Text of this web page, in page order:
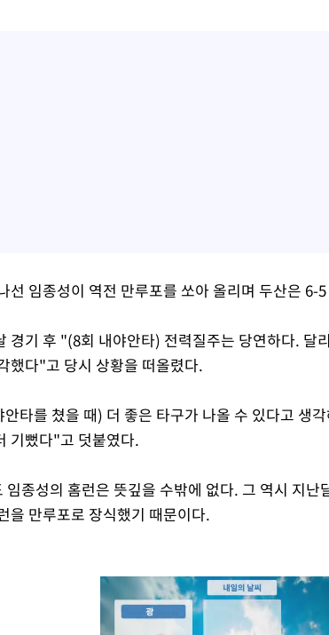
선 임종성이 역전 만루포를 쏘아 올리며 두산은 6-
경기 후 "(8회 내야안타) 전력질주는 당연하다. 달
했다"고 당시 상황을 떠올렸다.
타를 쳤을 때) 더 좋은 타구가 나올 수 있다고 생
기뻤다"고 덧붙였다.
임종성의 홈런은 뜻깊을 수밖에 없다. 그 역시 지난
을 만루포로 장식했기 때문이다.